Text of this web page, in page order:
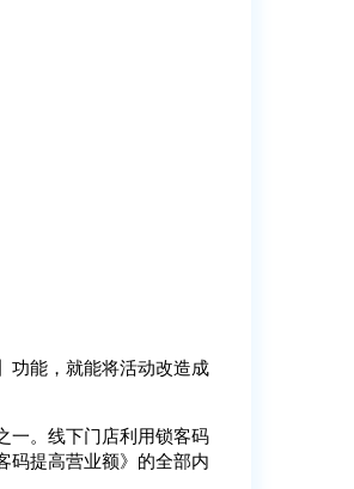
功能，就能将活动改造成
一。线下门店利用锁客码
码提高营业额》的全部内